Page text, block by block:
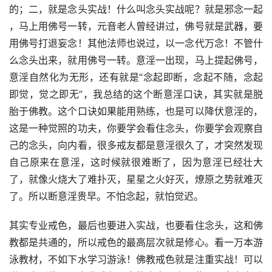
的；二，就是念头实战！什么叫念头实战呢？就是邪念一起
，马上用佛号一转，元音老人曾经讲过，佛号就是武器，要
用佛号打退妄念！其他法师也说过，以一念代万念！不管什
么念头出来，就用佛号一转。意淫一出现，马上提起佛号，
意淫自然化为无形，还有就是“念起即断，念起不随，念起
即觉，觉之即无”，我总结的这个断意淫口诀，其实就是脱
胎于佛教。这个口诀如果能用熟练，也是可以降伏意淫的，
这是一种觉照的功夫，你要学会看住念头，你要学会观察自
己的念头，向内看，很多戒友都是意淫很久了，才突然发现
自己原来在意淫，这时候就很难断了，因为意淫已经壮大
了，就像火烧大了难扑灭，星星之火好灭，燎原之势就难灭
了。所以断意淫贵早。不怕念起，就怕觉迟。
其实专业戒色，最后也要进入实战，也要看住念头，这和佛
教都是共通的，所以戒色的最高层次就是修心。看一万本游
泳教材，不如下水学习游泳！佛教戒色就是注重实战！可以